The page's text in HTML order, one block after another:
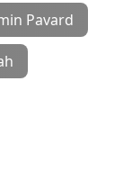
Pavard